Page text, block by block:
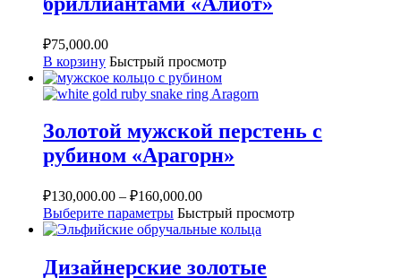
₽75,000.00
В корзину Быстрый просмотр
Золотой мужской перстень с
рубином «Арагорн»
₽130,000.00 – ₽160,000.00
Выберите параметры Быстрый просмотр
Дизайнерские золотые